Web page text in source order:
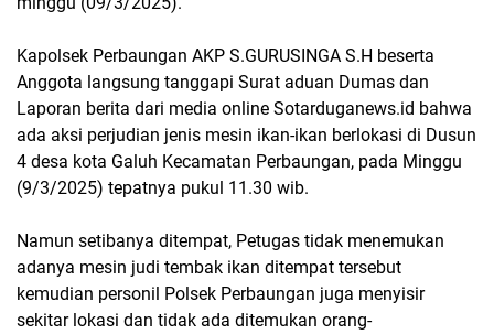
Kapolsek Perbaungan AKP S.GURUSINGA S.H beserta
Anggota langsung tanggapi Surat aduan Dumas dan
Laporan berita dari media online Sotarduganews.id bahwa
ada aksi perjudian jenis mesin ikan-ikan berlokasi di Dusun
4 desa kota Galuh Kecamatan Perbaungan, pada Minggu
(9/3/2025) tepatnya pukul 11.30 wib.
Namun setibanya ditempat, Petugas tidak menemukan
adanya mesin judi tembak ikan ditempat tersebut
kemudian personil Polsek Perbaungan juga menyisir
sekitar lokasi dan tidak ada ditemukan orang-